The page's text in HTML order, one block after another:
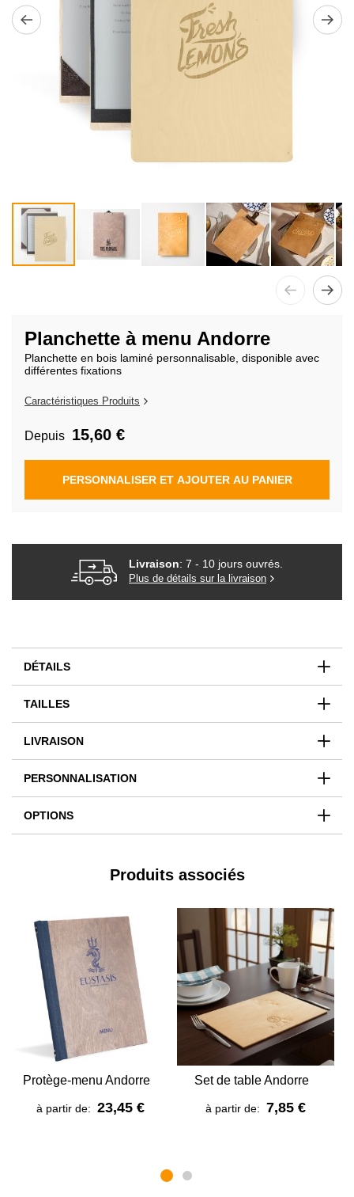
début
d’images
Planchette à menu Andorre
Planchette en bois laminé personnalisable, disponible avec
différentes fixations
Caractéristiques Produits
Depuis 15,60 €
PERSONNALISER ET AJOUTER AU PANIER
Livraison: 7 - 10 jours ouvrés.
Plus de détails sur la livraison
DÉTAILS
TAILLES
LIVRAISON
PERSONNALISATION
OPTIONS
Produits associés
Protège-menu Andorre
à partir de: 23,45 €
Set de table Andorre
à partir de: 7,85 €